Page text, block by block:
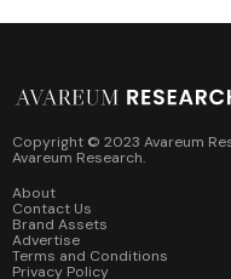
Copyright © 2023 Avareum
Avareum Research.
About
Contact Us
Brand Assets
Advertise
Terms and Conditions
Privacy Policy